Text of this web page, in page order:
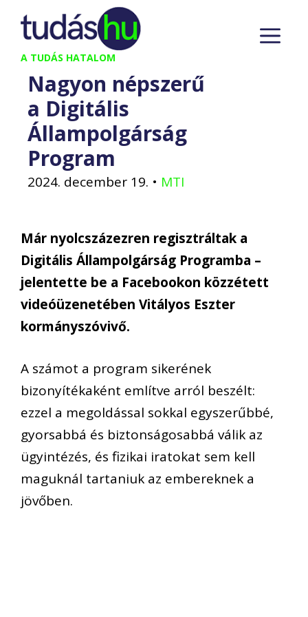
Kilépés
tartalomba
A TUDÁS HATALOM
Nagyon népszerű
a Digitális
Állampolgárság
Program
2024. december 19. • MTI
Már nyolcszázezren regisztráltak a
Digitális Állampolgárság Programba –
jelentette be a Facebookon közzétett
videóüzenetében Vitályos Eszter
kormányszóvivő.
A számot a program sikerének
bizonyítékaként említve arról beszélt:
ezzel a megoldással sokkal egyszerűbbé,
gyorsabbá és biztonságosabbá válik az
ügyintézés, és fizikai iratokat sem kell
maguknál tartaniuk az embereknek a
jövőben.